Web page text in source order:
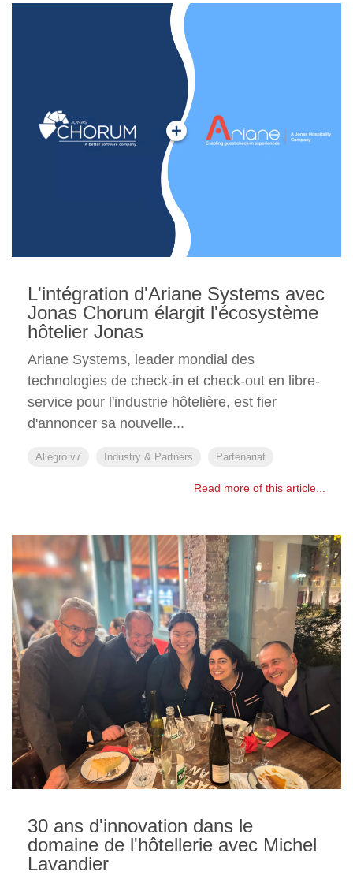
L'intégration d'Ariane Systems avec
Jonas Chorum élargit l'écosystème
hôtelier Jonas
Ariane Systems, leader mondial des
technologies de check-in et check-out en libre-
service pour l'industrie hôtelière, est fier
d'annoncer sa nouvelle...
Allegro v7 Industry & Partners Partenariat
Read more of this article...
30 ans d'innovation dans le
domaine de l'hôtellerie avec Michel
Lavandier